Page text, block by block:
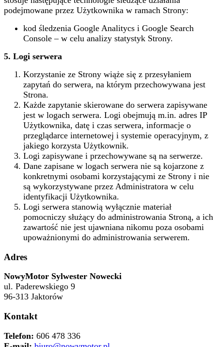
podejmowane przez Użytkownika w ramach Strony:
kod śledzenia Google Analitycs i Google Search
Console – w celu analizy statystyk Strony.
5. Logi serwera
Korzystanie ze Strony wiąże się z przesyłaniem
zapytań do serwera, na którym przechowywana jest
Strona.
Każde zapytanie skierowane do serwera zapisywane
jest w logach serwera. Logi obejmują m.in. adres IP
Użytkownika, datę i czas serwera, informacje o
przeglądarce internetowej i systemie operacyjnym, z
jakiego korzysta Użytkownik.
Logi zapisywane i przechowywane są na serwerze.
Dane zapisane w logach serwera nie są kojarzone z
konkretnymi osobami korzystającymi ze Strony i nie
są wykorzystywane przez Administratora w celu
identyfikacji Użytkownika.
Logi serwera stanowią wyłącznie materiał
pomocniczy służący do administrowania Stroną, a ich
zawartość nie jest ujawniana nikomu poza osobami
upoważnionymi do administrowania serwerem.
Adres
NowyMotor Sylwester Nowecki
ul. Paderewskiego 9
96-313 Jaktorów
Kontakt
Telefon: 606 478 336